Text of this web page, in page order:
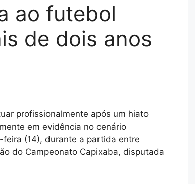
ao futebol
de dois anos
profissionalmente após um hiato
em evidência no cenário
(14), durante a partida entre
do Campeonato Capixaba, disputada